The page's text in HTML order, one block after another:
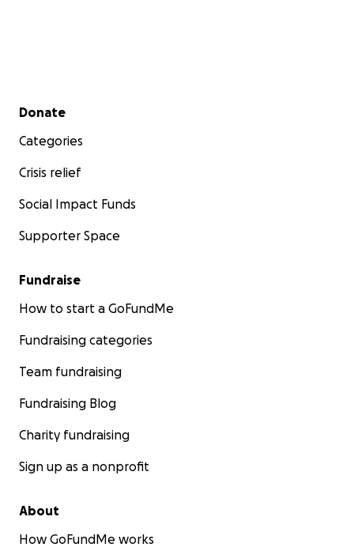
Secondary menu
Donate
Categories
Crisis relief
Social Impact Funds
Supporter Space
Fundraise
How to start a GoFundMe
Fundraising categories
Team fundraising
Fundraising Blog
Charity fundraising
Sign up as a nonprofit
About
How GoFundMe works